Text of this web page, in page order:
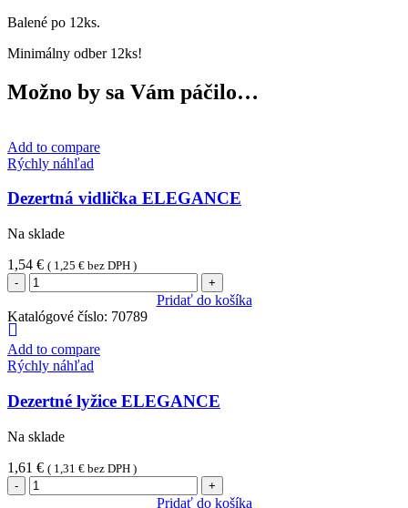
Balené po 12ks.
Minimálny odber 12ks!
Možno by sa Vám páčilo…
Add to compare
Rýchly náhľad
Dezertná vidlička ELEGANCE
Na sklade
1,54 € ( 1,25 € bez DPH )
množstvo
Dezertná
vidlička
ELEGANCE
Pridať do košíka
Katalógové číslo: 70789
Add to compare
Rýchly náhľad
Dezertné lyžice ELEGANCE
Na sklade
1,61 € ( 1,31 € bez DPH )
množstvo
Dezertné
Pridať do košíka